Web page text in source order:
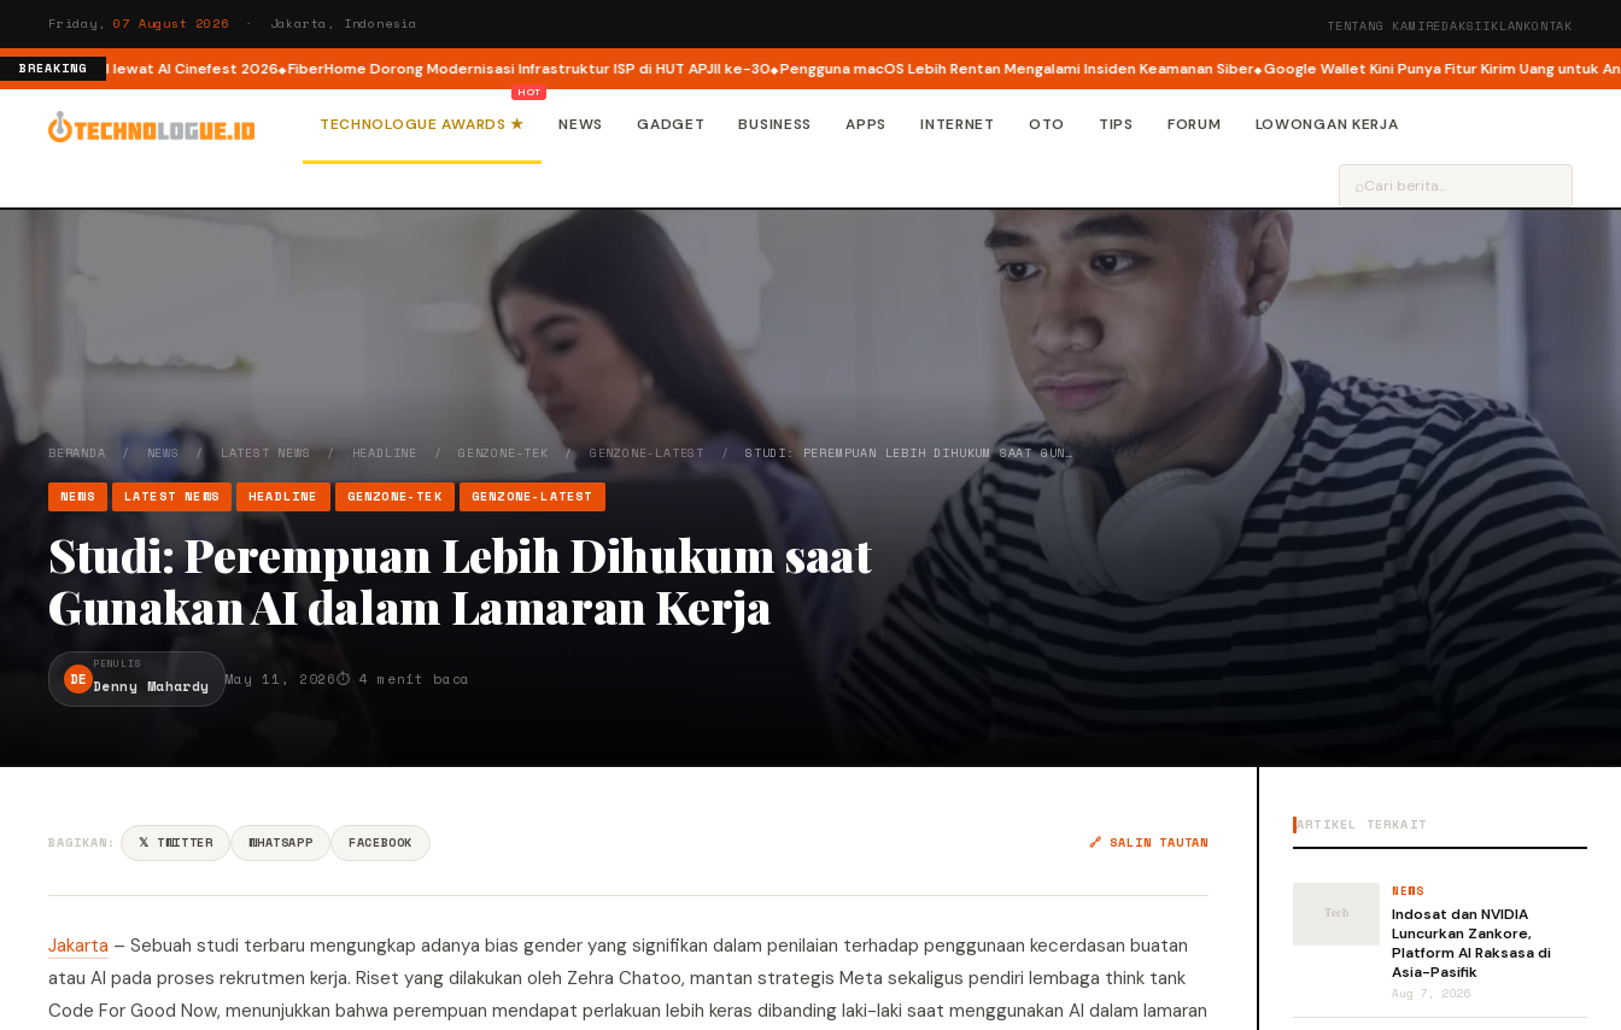
Friday,07 August 2026 · Jakarta, Indonesia TENTANG KAMIREDAKSIIKLANKONTAK
BREAKING
AI lewat AI Cinefest 2026 FiberHome Dorong Modernisasi Infrastruktur ISP di HUT APJII ke-30 Pengguna macOS Lebih Rentan Mengalami Insiden Keamanan Siber Google Wallet Kini Punya Fitur Kirim Uang untuk Anak
TECHNOLOGUE AWARDS ★ NEWS GADGET BUSINESS APPS INTERNET OTO TIPS FORUM LOWONGAN KERJA
⌕
BERANDA / NEWS / LATEST NEWS / HEADLINE /GENZONE-TEK / GENZONE-LATEST /STUDI: PEREMPUAN LEBIH DIHUKUM SAAT GUN…
NEWS LATEST NEWS HEADLINE GENZONE-TEK GENZONE-LATEST
Studi: Perempuan Lebih Dihukum saat
Gunakan AI dalam Lamaran Kerja
DE
PENULIS
Denny Mahardy May 11, 2026⏱ 4 menit baca
BAGIKAN: 𝕏 TWITTER WHATSAPP FACEBOOK 🔗 SALIN TAUTAN
Jakarta – Sebuah studi terbaru mengungkap adanya bias gender yang signifikan dalam penilaian terhadap penggunaan kecerdasan buatan
atau AI pada proses rekrutmen kerja. Riset yang dilakukan oleh Zehra Chatoo, mantan strategis Meta sekaligus pendiri lembaga think tank
Code For Good Now, menunjukkan bahwa perempuan mendapat perlakuan lebih keras dibanding laki-laki saat menggunakan AI dalam lamaran
ARTIKEL TERKAIT
NEWS
Indosat dan NVIDIA
Luncurkan Zankore,
Platform AI Raksasa di
Asia-Pasifik
Aug 7, 2026